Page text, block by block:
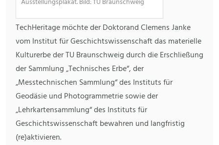
Ausstellungsplakat. Bild: TU Braunschweig
TechHeritage möchte der Doktorand Clemens Janke
vom Institut für Geschichtswissenschaft das materielle
Kulturerbe der TU Braunschweig durch die Erschließung
der Sammlung „Technisches Erbe“, der
„Messtechnischen Sammlung“ des Instituts für
Geodäsie und Photogrammetrie sowie der
„Lehrkartensammlung“ des Instituts für
Geschichtswissenschaft bewahren und langfristig
(re)aktivieren.